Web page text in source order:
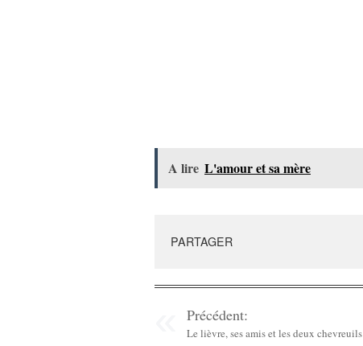
A lire L'amour et sa mère
PARTAGER
Précédent:
Le lièvre, ses amis et les deux chevreuils